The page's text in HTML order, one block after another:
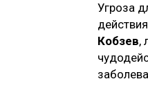
Угроза
Кобзев,